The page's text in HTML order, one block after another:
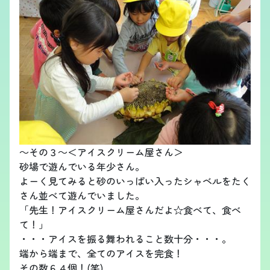
～その３～＜アイスクリーム屋さん＞
砂場で遊んでいる年少さん。
よーく見てみると砂のいっぱい入ったシャベルをたく
さん並べて遊んでいました。
「先生！アイスクリーム屋さんだよ☆食べて、食べ
て！」
・・・アイスを振る舞われること数十分・・・。
端から端まで、全てのアイスを完食！